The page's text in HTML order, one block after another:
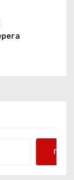
Поиск